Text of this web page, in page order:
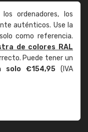
ordenadores, los
auténticos. Use la
como referencia.
de colores RAL
Puede tener un
solo €154,95 (IVA